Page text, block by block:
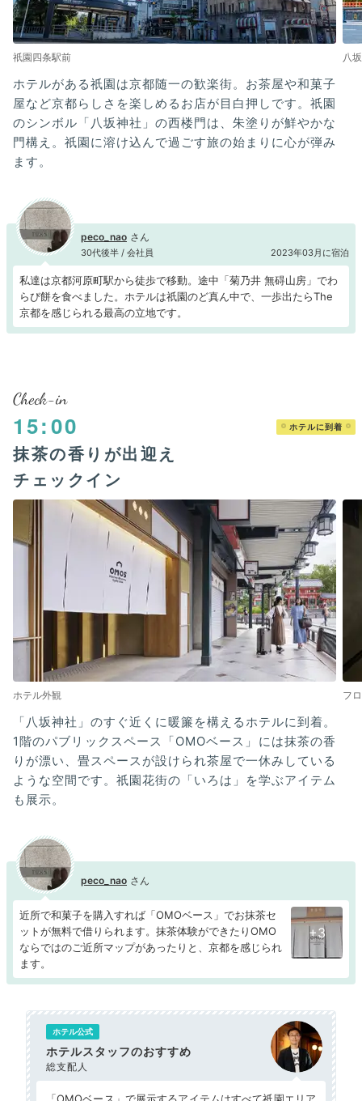
祇園四条駅前 八
ホテルがある祇園は京都随一の歓楽街。お茶屋や和菓子
屋など京都らしさを楽しめるお店が目白押しです。祇園
のシンボル「八坂神社」の西楼門は、朱塗りが鮮やかな
門構え。祇園に溶け込んで過ごす旅の始まりに心が弾み
ます。
peco_nao
30代後半 / 会社員 2023年03月に宿泊
私達は京都河原町駅から徒歩で移動。途中「菊乃井 無碍山房」でわ
らび餅を食べました。ホテルは祇園のど真ん中で、一歩出たらThe
京都を感じられる最高の立地です。
Check-in
15:00 ホテルに到着
抹茶の香りが出迎え
チェックイン
ホテル外観 フ
「八坂神社」のすぐ近くに暖簾を構えるホテルに到着。
1階のパブリックスペース「OMOベース」には抹茶の香
りが漂い、畳スペースが設けられ茶屋で一休みしている
ような空間です。祇園花街の「いろは」を学ぶアイテム
も展示。
peco_nao
近所で和菓子を購入すれば「OMOベース」でお抹茶セ
ットが無料で借りられます。抹茶体験ができたりOMO
ならではのご近所マップがあったりと、京都を感じられ
ます。
+3
ホテル公式
ホテルスタッフのおすすめ
総支配人
「OMOベース」で展示するアイテムはすべて祇園エリア